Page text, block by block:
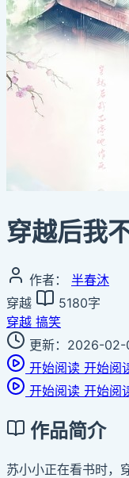
穿越后我
作者：
半春沐
穿越
5180字
穿越 搞笑
更新：2026-02-
开始阅读 开始阅
开始阅读 开始阅
作品简介
苏小小正在看书时，